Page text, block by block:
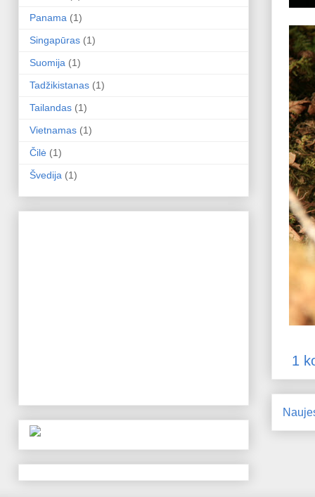
1
Panama (1)
Singapūras (1)
Suomija (1)
Tadžikistanas (1)
Tailandas (1)
Vietnamas (1)
Čilė (1)
Švedija (1)